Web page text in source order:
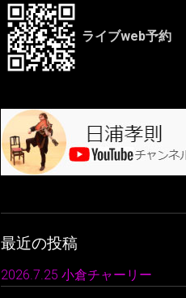
Outlook Live
ライブweb予約
最近の投稿
2026.7.25 小倉チャーリー